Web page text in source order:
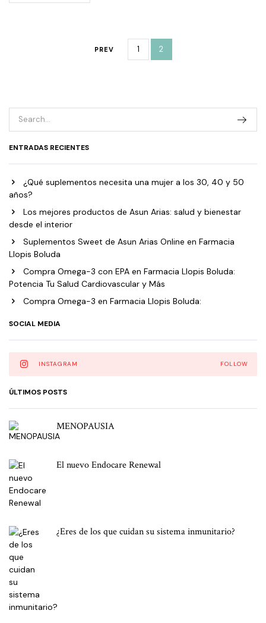
ENTRADAS RECIENTES
¿Qué suplementos necesita una mujer a los 30, 40 y 50
años?
Los mejores productos de Asun Arias: salud y bienestar
desde el interior
Suplementos Sweet de Asun Arias Online en Farmacia
Llopis Boluda
Compra Omega-3 con EPA en Farmacia Llopis Boluda:
Potencia Tu Salud Cardiovascular y Más
Compra Omega-3 en Farmacia Llopis Boluda:
SOCIAL MEDIA
INSTAGRAM FOLLOW
ÚLTIMOS POSTS
MENOPAUSIA
El nuevo Endocare Renewal
¿Eres de los que cuidan su sistema inmunitario?
PREV 1 2